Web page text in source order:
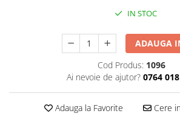
Printuri Comestibile
Flori Comestibile
IN STOC
ADAUGA
Cod Produs: 1096
Ai nevoie de ajutor? 0764
Adauga la Favorite Cere